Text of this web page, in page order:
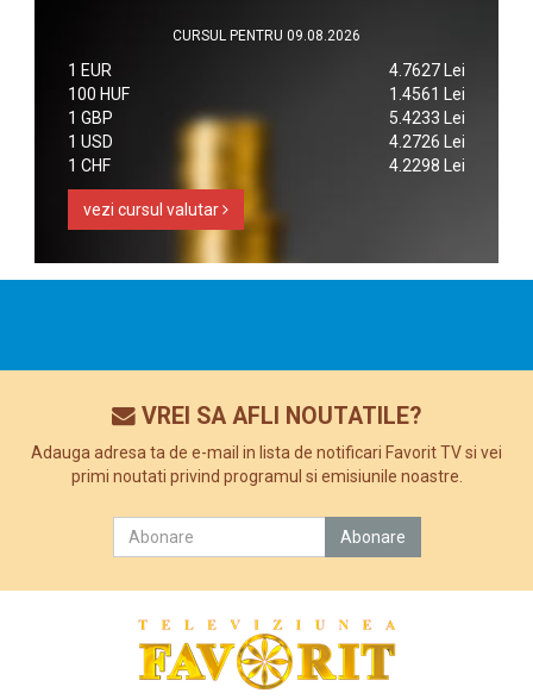
CURSUL PENTRU 09.08.2026
1 EUR
4.7627 Lei
100 HUF
1.4561 Lei
1 GBP
5.4233 Lei
1 USD
4.2726 Lei
1 CHF
4.2298 Lei
vezi cursul valutar
VREI SA AFLI NOUTATILE?
Adauga adresa ta de e-mail in lista de notificari Favorit TV si vei
primi noutati privind programul si emisiunile noastre.